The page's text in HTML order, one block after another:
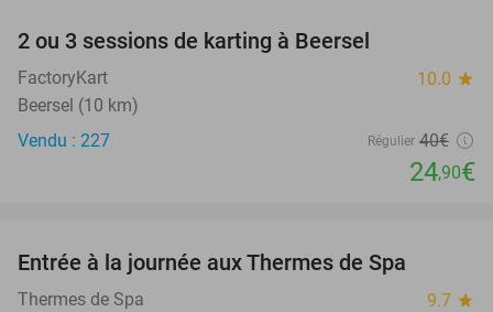
2 ou 3 sessions de karting à Beersel
FactoryKart 10.0 star
Beersel (10 km)
Vendu : 227
Régulier 40€
24,90€
Entrée à la journée aux Thermes de Spa
Thermes de Spa 9.7 star